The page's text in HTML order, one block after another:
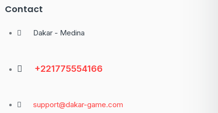
Contact
Dakar - Medina
+221775554166
support@dakar-game.com